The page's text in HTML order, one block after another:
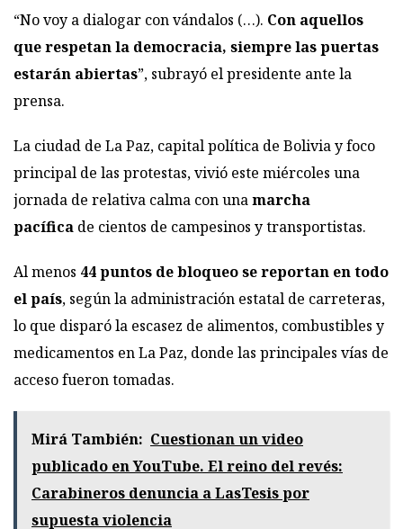
“No voy a dialogar con vándalos (…). Con aquellos
que respetan la democracia, siempre las puertas
estarán abiertas”, subrayó el presidente ante la
prensa.
La ciudad de La Paz, capital política de Bolivia y foco
principal de las protestas, vivió este miércoles una
jornada de relativa calma con unamarcha
pacífica de cientos de campesinos y transportistas.
Al menos 44 puntos de bloqueo se reportan en todo
el país, según la administración estatal de carreteras,
lo que disparó la escasez de alimentos, combustibles y
medicamentos en La Paz, donde las principales vías de
acceso fueron tomadas.
Mirá También: Cuestionan un video
publicado en YouTube. El reino del revés:
Carabineros denuncia a LasTesis por
supuesta violencia